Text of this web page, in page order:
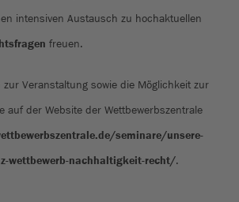
intensiven Austausch zu hochaktuellen
freuen.
zur Veranstaltung sowie die Möglichkeit zur
auf der Website der Wettbewerbszentrale
seminare/unsere-
wettbewerb-nachhaltigkeit-recht/.